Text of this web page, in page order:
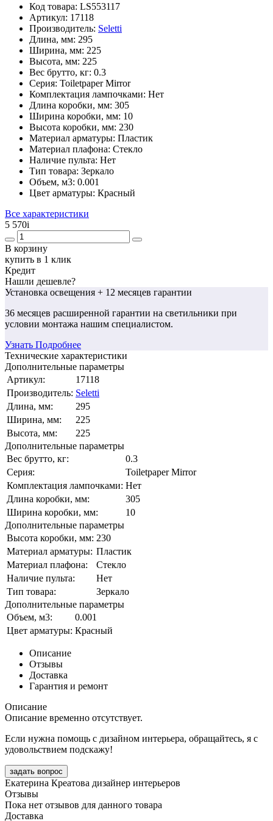
Код товара: LS553117
Артикул: 17118
Производитель: Seletti
Длина, мм: 295
Ширина, мм: 225
Высота, мм: 225
Вес брутто, кг: 0.3
Серия: Toiletpaper Mirror
Комплектация лампочками: Нет
Длина коробки, мм: 305
Ширина коробки, мм: 10
Высота коробки, мм: 230
Материал арматуры: Пластик
Материал плафона: Стекло
Наличие пульта: Нет
Тип товара: Зеркало
Объем, м3: 0.001
Цвет арматуры: Красный
Все характеристики
5 570i
В корзину
купить в 1 клик
Кредит
Нашли дешевле?
Установка освещения + 12 месяцев гарантии
36 месяцев расширенной гарантии на светильники при
условии монтажа нашим специалистом.
Узнать Подробнее
Технические характеристики
Дополнительные параметры
Артикул:
17118
Производитель: Seletti
Длина, мм:
295
Ширина, мм:
225
Высота, мм:
225
Дополнительные параметры
Вес брутто, кг:
0.3
Серия:
Toiletpaper Mirror
Комплектация лампочками: Нет
Длина коробки, мм:
305
Ширина коробки, мм:
10
Дополнительные параметры
Высота коробки, мм: 230
Материал арматуры: Пластик
Материал плафона:
Стекло
Наличие пульта:
Нет
Тип товара:
Зеркало
Дополнительные параметры
Объем, м3:
0.001
Цвет арматуры: Красный
Описание
Отзывы
Доставка
Гарантия и ремонт
Описание
Описание временно отсутствует.
Если нужна помощь с дизайном интерьера, обращайтесь, я с
удовольствием подскажу!
задать вопрос
Екатерина Креатова дизайнер интерьеров
Отзывы
Пока нет отзывов для данного товара
Доставка